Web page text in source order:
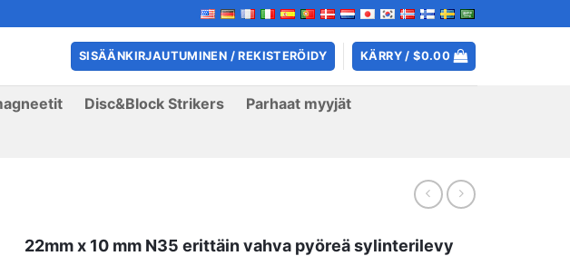
SISÄÄNKIRJAUTUMINEN / REKISTERÖIDY KÄRRY /$0.00
Disc&Block Strikers
Parhaat myyjät
22mm x 10 mm N35 erittäin vahva pyöreä sylinterilevy